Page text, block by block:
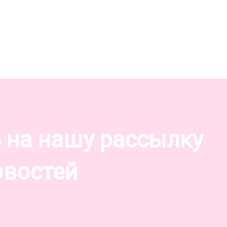
нашу рассылку